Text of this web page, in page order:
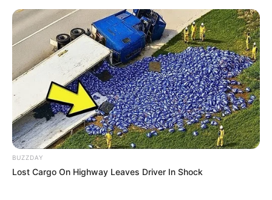
BUZZDAY
Lost Cargo On Highway Leaves Driver In Shock